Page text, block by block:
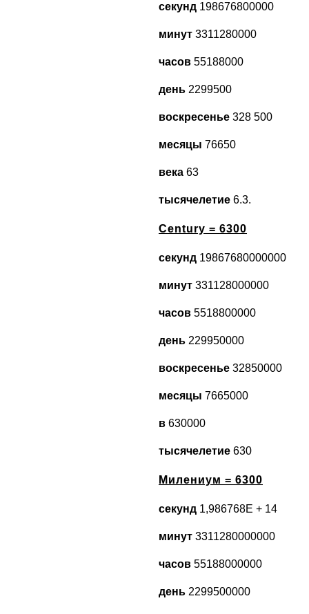
секунд 198676800000
минут 3311280000
часов 55188000
день 2299500
воскресенье 328 500
месяцы 76650
века 63
тысячелетие 6.3.
Century = 6300
секунд 19867680000000
минут 331128000000
часов 5518800000
день 229950000
воскресенье 32850000
месяцы 7665000
в 630000
тысячелетие 630
Милениум = 6300
секунд 1,986768E + 14
минут 3311280000000
часов 55188000000
день 2299500000